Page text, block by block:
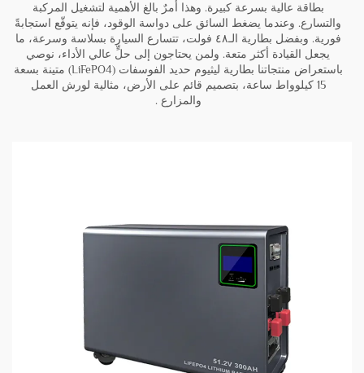
بطاقة عالية بسرعة كبيرة. وهذا أمرٌ بالغ الأهمية لتشغيل المركبة
والتسارع. وعندما يضغط السائق على دواسة الوقود، فإنه يتوقّع استجابةً
فورية. وبفضل بطارية الـ٤٨ فولت، تتسارع السيارة بسلاسة وسرعة، ما
يجعل القيادة أكثر متعة. ولمن يحتاجون إلى حلٍّ عالي الأداء، نوصي
باستعراض منتجاتنا
بطارية ليثيوم حديد الفوسفات (LiFePO4) متينة بسعة
15 كيلوواط ساعة، بتصميم قائم على الأرض، مثالية لورش العمل
والمزارع.